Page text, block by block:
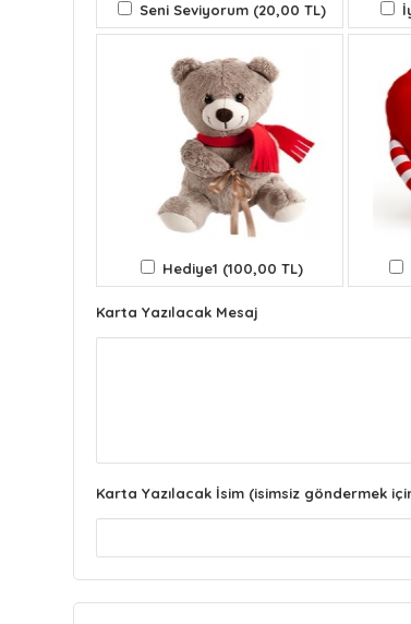
Seni Seviyorum (20,00 TL)
Hediye1 (100,00 TL)
Karta Yazılacak Mesaj
Karta Yazılacak İsim (isimsiz göndermek